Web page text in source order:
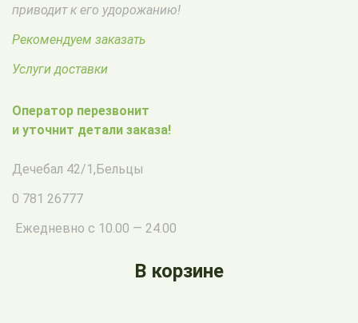
приводит к его удорожанию!
Рекомендуем заказать
Услуги доставки
Оператор перезвонит
и уточнит детали заказа!
Дечебал 42/1,Бельцы
0 781 26777
Ежедневно с 10.00 — 24.00
В корзине